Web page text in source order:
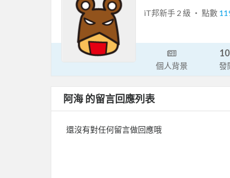
iT邦新手 2 級 ‧ 點數
個人背景 發
阿海 的留言回應列表
還沒有對任何留言做回應哦